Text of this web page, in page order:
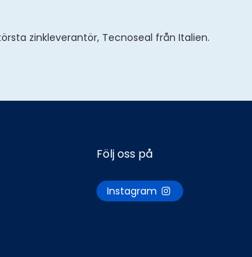
zinkleverantör, Tecnoseal från Italien.
Följ oss på
Instagram